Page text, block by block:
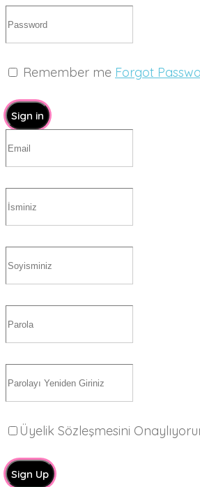
Remember me Forgot
Sign in
Üyelik Sözleşmesini
Sign Up